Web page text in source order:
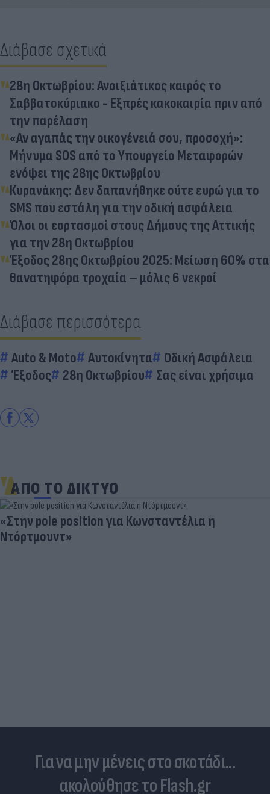
Διάβασε σχετικά
28η Οκτωβρίου: Ανοιξιάτικος καιρός το
Σαββατοκύριακο - Εξπρές κακοκαιρία πριν από
την παρέλαση
«Αν αγαπάς την οικογένειά σου, προσοχή»:
Μήνυμα SOS από το Υπουργείο Μεταφορών
ενόψει της 28ης Οκτωβρίου
Κυρανάκης: Δεν δαπανήθηκε ούτε ευρώ για το
SMS που εστάλη για την οδική ασφάλεια
Όλοι οι εορτασμοί στους Δήμους της Αττικής
για την 28η Οκτωβρίου
Έξοδος 28ης Οκτωβρίου 2025: Μείωση 60% στα
θανατηφόρα τροχαία – μόλις 6 νεκροί
Διάβασε περισσότερα
Auto & Moto Αυτοκίνητα
Οδική Ασφάλεια
Έξοδος
28η Οκτωβρίου Σας είναι χρήσιμα
ΑΠΟ ΤΟ ΔΙΚΤΥΟ
«Στην pole position για Κωνσταντέλια η
Ντόρτμουντ»
Για να μην μένεις στο σκοτάδι...
ακολούθησε το Flash.gr